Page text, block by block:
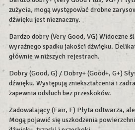
zużycia, mogą występować drobne
dźwięku jest nieznaczny.
Bardzo dobry (Very Good, VG) Widoczne
wyraźnego spadku jakości dźwięku.
głównie w niższych rejestrach.
Dobry (Good, G) / Dobry+ (Good+, G+)
dźwięku. Występują zniekształcenia i
zapewnia odsłuch bez przeskoków.
Zadowalający (Fair, F) Płyta odtwarza,
Mogą pojawić się uszkodzenia